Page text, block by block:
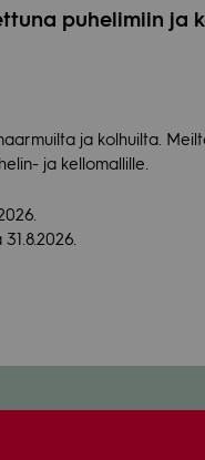
puhe­li­miin ja
ja kol­huilta.
ja kel­lo­mal­lille.